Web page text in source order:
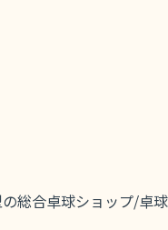
総合卓球ショップ/卓